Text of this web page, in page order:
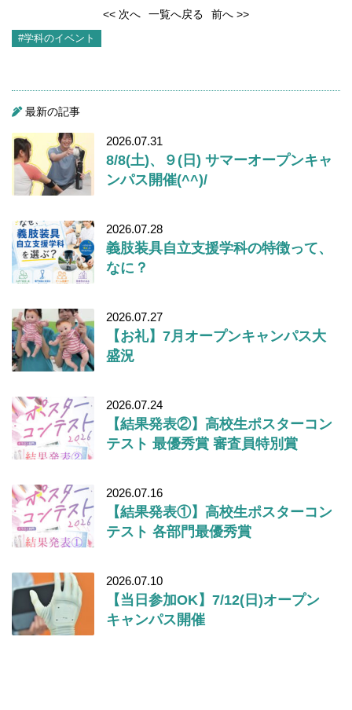
<< 次へ 一覧へ戻る 前へ >>
#学科のイベント
最新の記事
2026.07.31
8/8(土)、９(日) サマーオープンキャ
ンパス開催(^^)/
2026.07.28
義肢装具自立支援学科の特徴って、
なに？
2026.07.27
【お礼】7月オープンキャンパス大
盛況
2026.07.24
【結果発表②】高校生ポスターコン
テスト 最優秀賞 審査員特別賞
2026.07.16
【結果発表①】高校生ポスターコン
テスト 各部門最優秀賞
2026.07.10
【当日参加OK】7/12(日)オープン
キャンパス開催